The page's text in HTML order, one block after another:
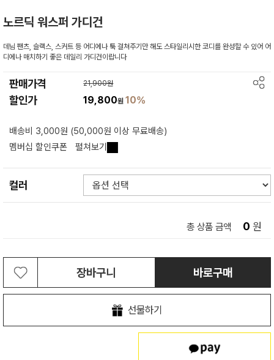
노르딕 워스퍼 가디건
데님 팬츠, 슬랙스, 스커트 등 어디에나 툭 걸쳐주기만 해도 스타일리시한 코디를 완성할 수 있어 어
디에나 매치하기 좋은 데일리 가디건이랍니다
판매가격 21,900원
할인가 19,800원10%
배송비 3,000원 (50,000원 이상 무료배송)
멤버십 할인쿠폰
펼쳐보기
컬러
총 상품 금액 0 원
장바구니 바로구매
선물하기